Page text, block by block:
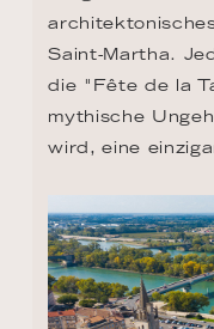
Saint-Martha.
die "Fête de la
mythische
wird, eine